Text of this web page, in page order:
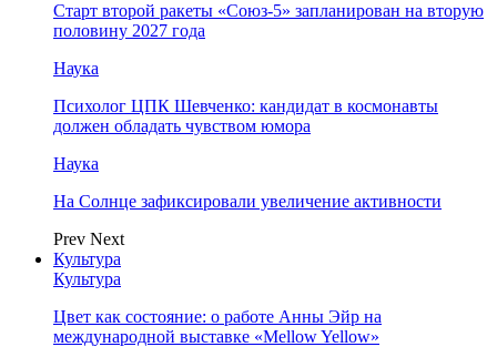
Старт второй ракеты «Союз-5» запланирован на вторую
половину 2027 года
Наука
Психолог ЦПК Шевченко: кандидат в космонавты
должен обладать чувством юмора
Наука
На Солнце зафиксировали увеличение активности
Prev Next
Культура
Культура
Цвет как состояние: о работе Анны Эйр на
международной выставке «Mellow Yellow»